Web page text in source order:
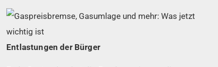
Entlastungen der Bürger